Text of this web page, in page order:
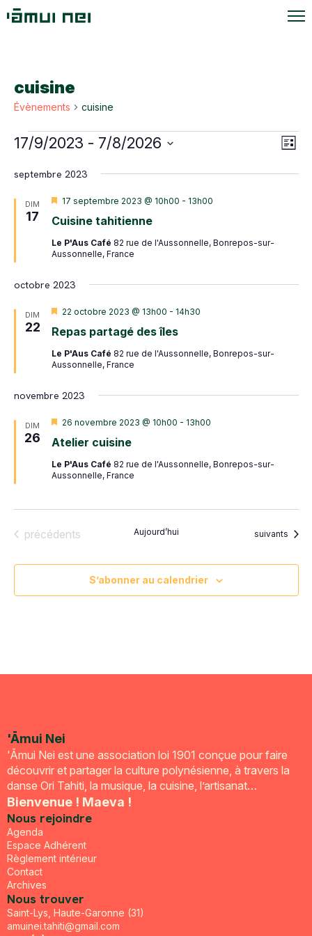
cuisine
Évènements cuisine
Évènements
de
Liste
17/9/2023 - 7/8/2026
une
septembre 2023
DIM
17 Cuisine tahitienne
Mis
avant
17 septembre 2023 @ 10h00 - 13h00
Le P'Aus Café 82 rue de l'Aussonnelle, Bonrepos-sur-
Aussonnelle, France
octobre 2023
DIM
22 Repas partagé des îles
Mis
avant
22 octobre 2023 @ 13h00 - 14h30
Le P'Aus Café 82 rue de l'Aussonnelle, Bonrepos-sur-
Aussonnelle, France
novembre 2023
DIM
26 Atelier cuisine
Mis
avant
26 novembre 2023 @ 10h00 - 13h00
Le P'Aus Café 82 rue de l'Aussonnelle, Bonrepos-sur-
Aussonnelle, France
Évènements
précédents Aujourd’hui Évènements
suivants
S’abonner au calendrier
'Āmui Nei
'Āmui Nei est une association loi 1901 conçue pour faire
découvrir et partager la culture polynésienne, à travers la
danse Ori Tahiti, la musique, la cuisine, l’artisanat…
Bienvenue ! Maeva !
Nous rejoindre
Agenda
Espace Adhérent
Règlement intérieur
Contact
Archives
Nous trouver
Saint-Lys, Haute-Garonne (31)
amuinei.tahiti@gmail.com